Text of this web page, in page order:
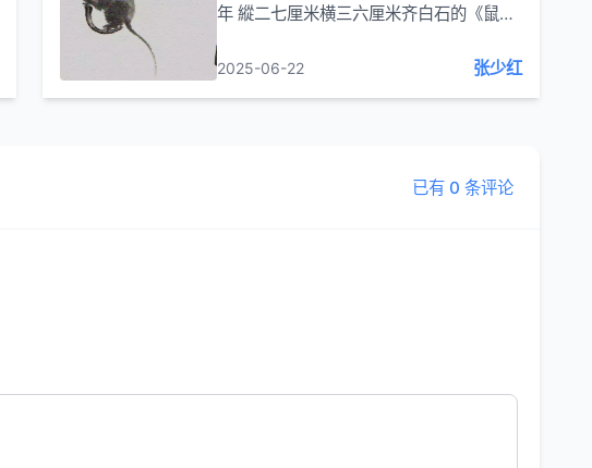
年 縱二七厘米横三六厘米齐白石的《鼠子
角，展现出别样的艺术魅力。在画面构图
2025-06-22 张少红
已有 0 条评论